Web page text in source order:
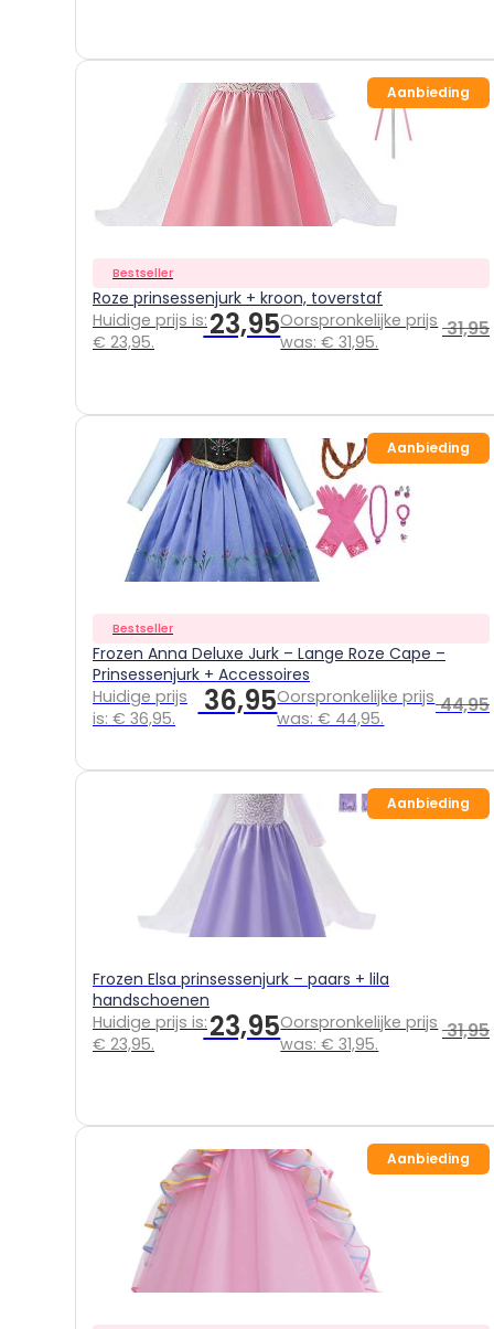
Bestseller
Roze prinsessenjurk + kroon, toverstaf
31,95
Oorspronkelijke prijs
was: € 31,95.
23,95
Huidige prijs is:
€ 23,95.
Aanbieding
Bestseller
Frozen Anna Deluxe Jurk – Lange Roze Cape –
Prinsessenjurk + Accessoires
44,95
Oorspronkelijke prijs
was: € 44,95.
36,95
Huidige prijs
is: € 36,95.
Aanbieding
Frozen Elsa prinsessenjurk – paars + lila
handschoenen
31,95
Oorspronkelijke prijs
was: € 31,95.
23,95
Huidige prijs is:
€ 23,95.
Aanbieding
Aanbieding